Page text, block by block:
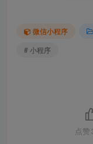
微信小程序
# 小程序
点赞